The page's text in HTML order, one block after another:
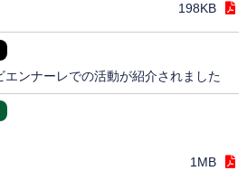
198KB
ンナーレでの活動が紹介されました
1MB